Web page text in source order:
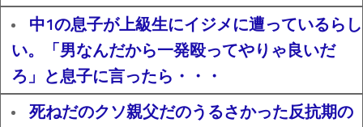
中1の息子が上級生にイジメに遭っているらし
い。「男なんだから一発殴ってやりゃ良いだ
ろ」と息子に言ったら・・・
死ねだのクソ親父だのうるさかった反抗期の